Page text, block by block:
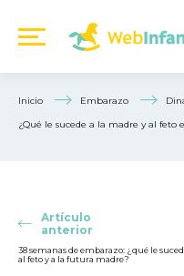
Inicio Embarazo
¿Qué le sucede a la madre y al feto
Artículo
anterior
38 semanas de embarazo: ¿qué le
al feto y a la futura madre?